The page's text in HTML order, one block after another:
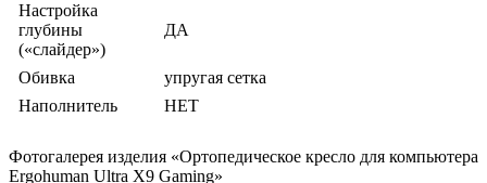
Настройка
глубины
(«слайдер»)
ДА
Обивка
упругая сетка
Наполнитель
НЕТ
Фотогалерея изделия «Ортопедическое кресло для компьютера
Ergohuman Ultra X9 Gaming»